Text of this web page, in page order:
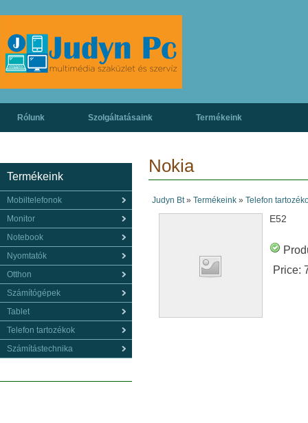
Rólunk Szolgáltatásaink Termékeink
Nokia
Judyn Bt» Termékeink» Telefon
E52
Price:
Termékeink
Mobiltelefonok
Monitor
Notebook
Nyomtatók
Otthon
Számítógépek
Tablet
Telefon tartozékok
Számítástechnika